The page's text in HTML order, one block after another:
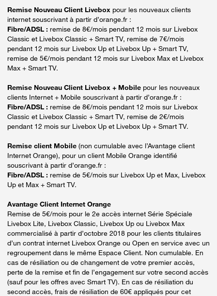
Remise Nouveau Client Livebox pour les nouveaux clients
internet souscrivant à partir d’orange.fr :
Fibre/ADSL : remise de 8€/mois pendant 12 mois sur Livebox
Classic et Livebox Classic + Smart TV, remise de 7€/mois
pendant 12 mois sur Livebox Up et Livebox Up + Smart TV,
remise de 5€/mois pendant 12 mois sur Livebox Max et Livebox
Max + Smart TV.
Remise Nouveau Client Livebox + Mobile pour les nouveaux
clients Internet + Mobile souscrivant à partir d’orange.fr :
Fibre/ADSL : remise de 8€/mois pendant 12 mois sur Livebox
Classic et Livebox Classic + Smart TV, remise de 2€/mois
pendant 12 mois sur Livebox Up et Livebox Up + Smart TV.
Remise client Mobile (non cumulable avec l’Avantage client
Internet Orange), pour un client Mobile Orange identifié
souscrivant à partir d’orange.fr :
Fibre/ADSL : remise de 5€/mois sur Livebox Up et Max, Livebox
Up et Max + Smart TV.
Avantage Client Internet Orange
Remise de 5€/mois pour le 2e accès internet Série Spéciale
Livebox Lite, Livebox Classic, Livebox Up ou Livebox Max
commercialisé à partir d’octobre 2018 pour les clients titulaires
d’un contrat internet Livebox Orange ou Open en service avec un
regroupement dans le même Espace Client. Non cumulable. En
cas de résiliation ou de changement de votre premier accès,
perte de la remise et fin de l’engagement sur votre second accès
(sauf pour les offres avec Smart TV). En cas de résiliation du
second accès, frais de résiliation de 60€ appliqués pour cet